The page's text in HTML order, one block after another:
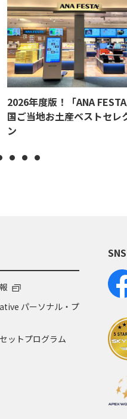
2026年度版！「ANA
国ご当地お土産ベストセレ
ン
パーソナル・プ
ットプログラム